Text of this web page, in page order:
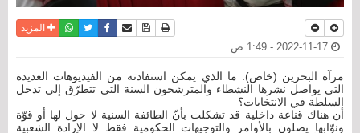
نسخة للطباعة
حفظ الموضوع
أرسل الى صديق
فيسبوكتويترواتسابالمزيد
مرآة البحرين (خاص): ما الذي يمكن استفادته من الفيديوهات العديدة
التي يواصل نشرها النشطاء والمترشحون السنة التي تتطرّق إلى تدخل
السلطة في الانتخابات؟
أن هناك قناعة داخلية قد تشكلت بأنّ الطائفة السنية لا حول لها أو قوّة
ونوّابها يصلون بالأوامر والتوجيهات الحكومية فقط لا الإرادة الشعبية